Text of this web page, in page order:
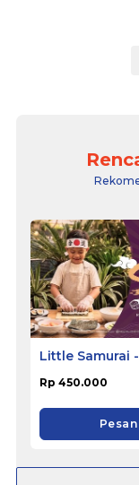
Little Samurai
Rp 450.000